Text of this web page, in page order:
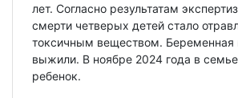
лет. Согласно результатам
смерти четверых детей стало
токсичным веществом. Беременная
выжили. В ноябре 2024 года в
ребенок.